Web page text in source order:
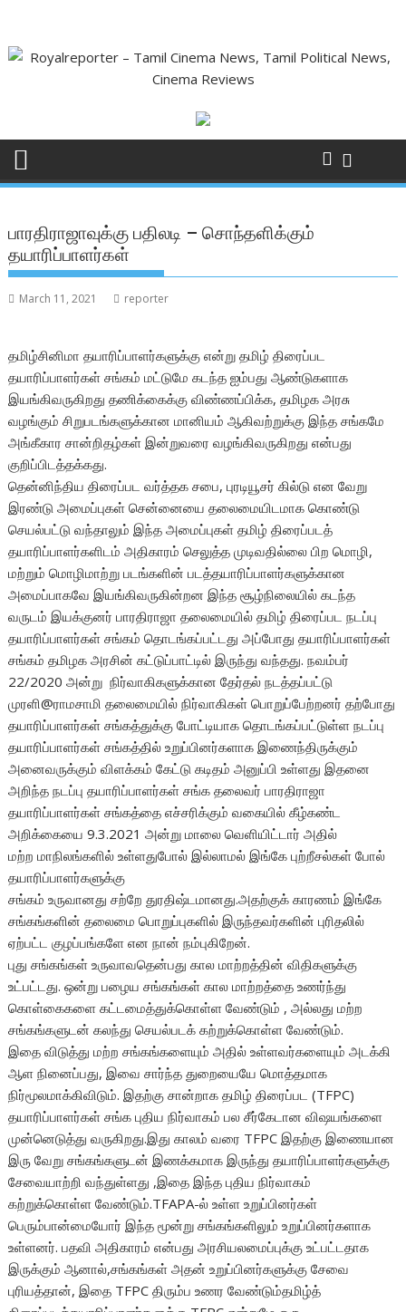
content
பாரதிராஜாவுக்கு பதிலடி – சொந்தளிக்கும்
தயாரிப்பாளர்கள்
March 11, 2021 reporter
தமிழ்சினிமா தயாரிப்பாளர்களுக்கு என்று தமிழ் திரைப்பட
தயாரிப்பாளர்கள் சங்கம் மட்டுமே கடந்த ஐம்பது ஆண்டுகளாக
இயங்கிவருகிறது தணிக்கைக்கு விண்ணப்பிக்க, தமிழக அரசு
வழங்கும் சிறுபடங்களுக்கான மானியம் ஆகிவற்றுக்கு இந்த சங்கமே
அங்கீகார சான்றிதழ்கள் இன்றுவரை வழங்கிவருகிறது என்பது
குறிப்பிடத்தக்கது.
தென்னிந்திய திரைப்பட வர்த்தக சபை, புரடியூசர் கில்டு என வேறு
இரண்டு அமைப்புகள் சென்னையை தலைமையிடமாக கொண்டு
செயல்பட்டு வந்தாலும் இந்த அமைப்புகள் தமிழ் திரைப்படத்
தயாரிப்பாளர்களிடம் அதிகாரம் செலுத்த முடிவதில்லை பிற மொழி,
மற்றும் மொழிமாற்று படங்களின் படத்தயாரிப்பாளர்களுக்கான
அமைப்பாகவே இயங்கிவருகின்றன இந்த சூழ்நிலையில் கடந்த
வருடம் இயக்குனர் பாரதிராஜா தலைமையில் தமிழ் திரைப்பட நடப்பு
தயாரிப்பாளர்கள் சங்கம் தொடங்கப்பட்டது அப்போது தயாரிப்பாளர்கள்
சங்கம் தமிழக அரசின் கட்டுப்பாட்டில் இருந்து வந்தது. நவம்பர்
22/2020 அன்று நிர்வாகிகளுக்கான தேர்தல் நடத்தப்பட்டு
முரளி@ராமசாமி தலைமையில் நிர்வாகிகள் பொறுப்பேற்றனர் தற்போது
தயாரிப்பாளர்கள் சங்கத்துக்கு போட்டியாக தொடங்கப்பட்டுள்ள நடப்பு
தயாரிப்பாளர்கள் சங்கத்தில் உறுப்பினர்களாக இணைந்திருக்கும்
அனைவருக்கும் விளக்கம் கேட்டு கடிதம் அனுப்பி உள்ளது இதனை
அறிந்த நடப்பு தயாரிப்பாளர்கள் சங்க தலைவர் பாரதிராஜா
தயாரிப்பாளர்கள் சங்கத்தை எச்சரிக்கும் வகையில் கீழ்கண்ட
அறிக்கையை 9.3.2021 அன்று மாலை வெளியிட்டார் அதில்
மற்ற மாநிலங்களில் உள்ளதுபோல் இல்லாமல் இங்கே புற்றீசல்கள் போல்
தயாரிப்பாளர்களுக்கு
சங்கம் உருவானது சற்றே துரதிஷ்டமானது.அதற்குக் காரணம் இங்கே
சங்கங்களின் தலைமை பொறுப்புகளில் இருந்தவர்களின் புரிதலில்
ஏற்பட்ட குழப்பங்களே என நான் நம்புகிறேன்.
புது சங்கங்கள் உருவாவதென்பது கால மாற்றத்தின் விதிகளுக்கு
உட்பட்டது. ஒன்று பழைய சங்கங்கள் கால மாற்றத்தை உணர்ந்து
கொள்கைகளை கட்டமைத்துக்கொள்ள வேண்டும் , அல்லது மற்ற
சங்கங்களுடன் கலந்து செயல்படக் கற்றுக்கொள்ள வேண்டும்.
இதை விடுத்து மற்ற சங்கங்களையும் அதில் உள்ளவர்களையும் அடக்கி
ஆள நினைப்பது, இவை சார்ந்த துறையையே மொத்தமாக
நிர்மூலமாக்கிவிடும். இதற்கு சான்றாக தமிழ் திரைப்பட (TFPC)
தயாரிப்பாளர்கள் சங்க புதிய நிர்வாகம் பல சீர்கேடான விஷயங்களை
முன்னெடுத்து வருகிறது.இது காலம் வரை TFPC இதற்கு இணையான
இரு வேறு சங்கங்களுடன் இணக்கமாக இருந்து தயாரிப்பாளர்களுக்கு
சேவையாற்றி வந்துள்ளது ,இதை இந்த புதிய நிர்வாகம்
கற்றுக்கொள்ள வேண்டும்.TFAPA-ல் உள்ள உறுப்பினர்கள்
பெரும்பான்மையோர் இந்த மூன்று சங்கங்களிலும் உறுப்பினர்களாக
உள்ளனர். பதவி அதிகாரம் என்பது அரசியலமைப்புக்கு உட்பட்டதாக
இருக்கும் ஆனால்,சங்கங்கள் அதன் உறுப்பினர்களுக்கு சேவை
புரியத்தான், இதை TFPC திரும்ப உணர வேண்டும்தமிழ்த்